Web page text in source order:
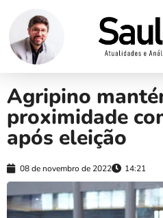
Agripino
proximidade
após eleição
08 de novembro de 2022 14:21